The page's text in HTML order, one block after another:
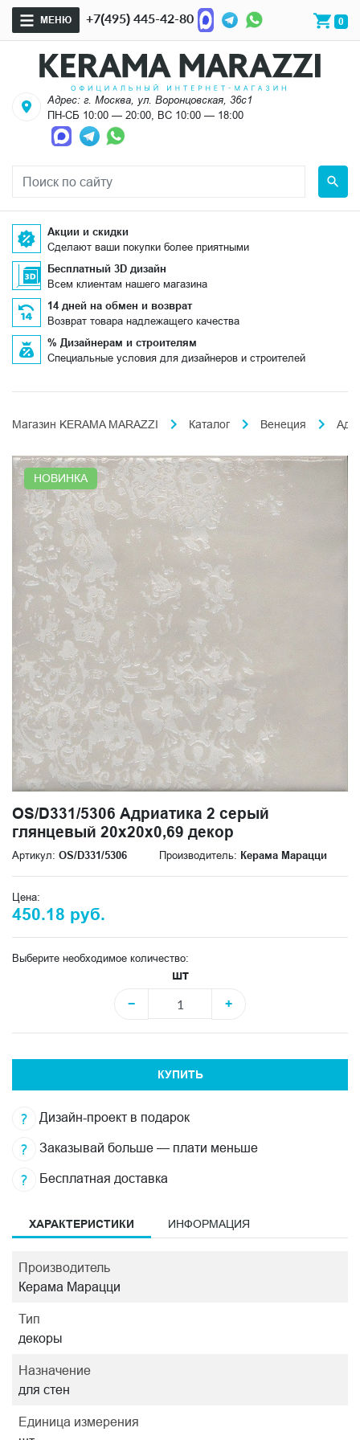
МЕНЮ +7(495) 445-42-80 0
Адрес: г. Москва, ул. Воронцовская, 36с1
ПН-СБ 10:00 — 20:00, ВС 10:00 — 18:00
Акции и скидки
Сделают ваши покупки более приятными
Бесплатный 3D дизайн
Всем клиентам нашего магазина
14 дней на обмен и возврат
Возврат товара надлежащего качества
% Дизайнерам и строителям
Специальные условия для дизайнеров и строителей
Магазин KERAMA MARAZZI Каталог Венеция
НОВИНКА
OS/D331/5306 Адриатика 2 серый
глянцевый 20x20x0,69 декор
Артикул: OS/D331/5306 Производитель: Керама Марацци
Цена:
450.18 руб.
Выберите необходимое количество:
шт
−
+
КУПИТЬ
Дизайн-проект в подарок
Заказывай больше — плати меньше
Бесплатная доставка
ХАРАКТЕРИСТИКИ ИНФОРМАЦИЯ
Производитель
Керама Марацци
Тип
декоры
Назначение
для стен
Единица измерения